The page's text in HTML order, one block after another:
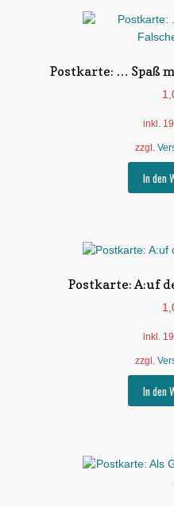
Postkarte: … Spaß
inkl.
zzgl.
In den
Postkarte: A:uf
inkl.
zzgl.
In den